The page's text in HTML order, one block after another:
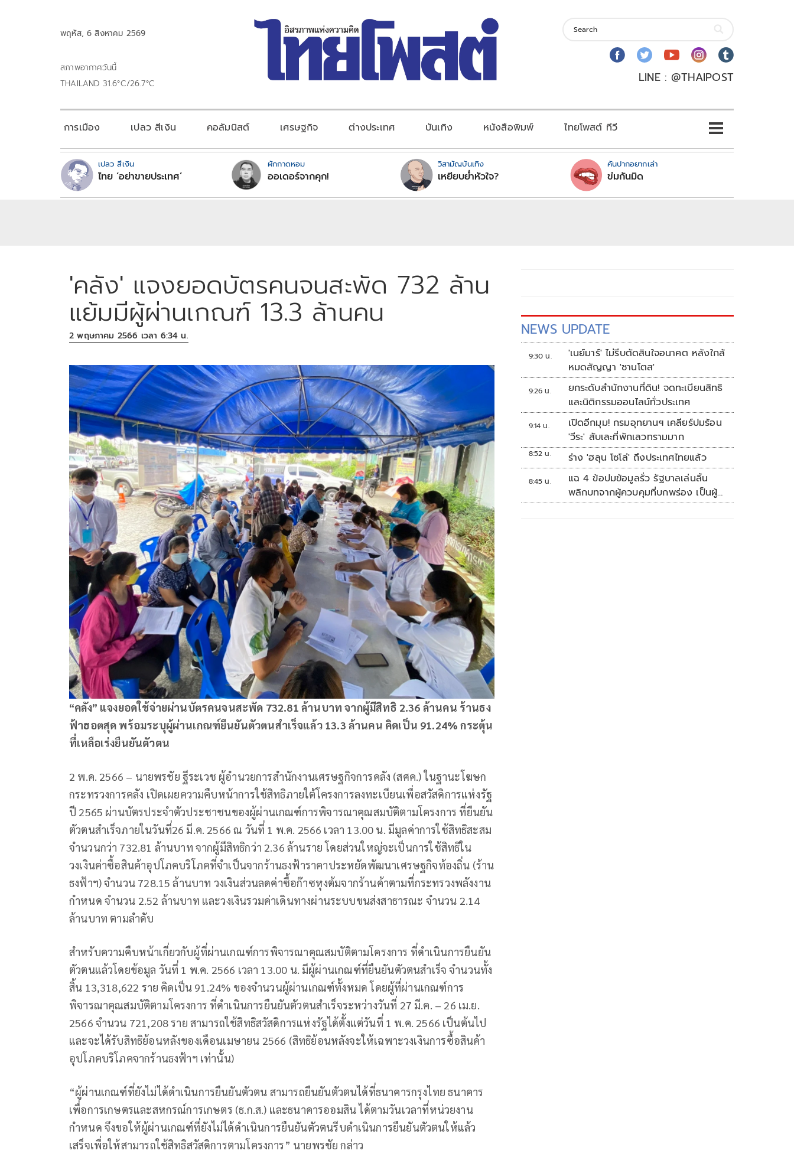
พฤหัส, 6 สิงหาคม 2569
สภาพอากาศวันนี้
THAILAND 31.6°C/26.7°C
LINE : @THAIPOST
การเมือง เปลว สีเงิน คอลัมนิสต์ เศรษฐกิจ ต่างประเทศ บันเทิง หนังสือพิมพ์ ไทยโพสต์ ทีวี
เปลว สีเงิน
ไทย ‘อย่าขายประเทศ’
ผักกาดหอม
ออเดอร์จากคุก!
วิสามัญบันเทิง
เหยียบย่ำหัวใจ?
คันปากอยากเล่า
ข่มกันมิด
'คลัง' แจงยอดบัตรคนจนสะพัด 732 ล้าน
แย้มมีผู้ผ่านเกณฑ์ 13.3 ล้านคน
2 พฤษภาคม 2566 เวลา 6:34 น.
“คลัง” แจงยอดใช้จ่ายผ่านบัตรคนจนสะพัด 732.81 ล้านบาท จากผู้มีสิทธิ 2.36 ล้านคน ร้านธง
ฟ้าฮอตสุด พร้อมระบุผู้ผ่านเกณฑ์ยืนยันตัวตนสำเร็จแล้ว 13.3 ล้านคน คิดเป็น 91.24% กระตุ้น
ที่เหลือเร่งยืนยันตัวตน
2 พ.ค. 2566 – นายพรชัย ฐีระเวช ผู้อำนวยการสำนักงานเศรษฐกิจการคลัง (สศค.) ในฐานะโฆษก
กระทรวงการคลัง เปิดเผยความคืบหน้าการใช้สิทธิภายใต้โครงการลงทะเบียนเพื่อสวัสดิการแห่งรัฐ
ปี 2565 ผ่านบัตรประจำตัวประชาชนของผู้ผ่านเกณฑ์การพิจารณาคุณสมบัติตามโครงการ ที่ยืนยัน
ตัวตนสำเร็จภายในวันที่26 มี.ค. 2566 ณ วันที่ 1 พ.ค. 2566 เวลา 13.00 น. มีมูลค่าการใช้สิทธิสะสม
จำนวนกว่า 732.81 ล้านบาท จากผู้มีสิทธิกว่า 2.36 ล้านราย โดยส่วนใหญ่จะเป็นการใช้สิทธิใน
วงเงินค่าซื้อสินค้าอุปโภคบริโภคที่จำเป็นจากร้านธงฟ้าราคาประหยัดพัฒนาเศรษฐกิจท้องถิ่น (ร้าน
ธงฟ้าฯ) จำนวน 728.15 ล้านบาท วงเงินส่วนลดค่าซื้อก๊าซหุงต้มจากร้านค้าตามที่กระทรวงพลังงาน
กำหนด จำนวน 2.52 ล้านบาท และวงเงินรวมค่าเดินทางผ่านระบบขนส่งสาธารณะ จำนวน 2.14
ล้านบาท ตามลำดับ
สำหรับความคืบหน้าเกี่ยวกับผู้ที่ผ่านเกณฑ์การพิจารณาคุณสมบัติตามโครงการ ที่ดำเนินการยืนยัน
ตัวตนแล้วโดยข้อมูล วันที่ 1 พ.ค. 2566 เวลา 13.00 น. มีผู้ผ่านเกณฑ์ที่ยืนยันตัวตนสำเร็จ จำนวนทั้ง
สิ้น 13,318,622 ราย คิดเป็น 91.24% ของจำนวนผู้ผ่านเกณฑ์ทั้งหมด โดยผู้ที่ผ่านเกณฑ์การ
พิจารณาคุณสมบัติตามโครงการ ที่ดำเนินการยืนยันตัวตนสำเร็จระหว่างวันที่ 27 มี.ค. – 26 เม.ย.
2566 จำนวน 721,208 ราย สามารถใช้สิทธิสวัสดิการแห่งรัฐได้ตั้งแต่วันที่ 1 พ.ค. 2566 เป็นต้นไป
และจะได้รับสิทธิย้อนหลังของเดือนเมษายน 2566 (สิทธิย้อนหลังจะให้เฉพาะวงเงินการซื้อสินค้า
อุปโภคบริโภคจากร้านธงฟ้าฯ เท่านั้น)
“ผู้ผ่านเกณฑ์ที่ยังไม่ได้ดำเนินการยืนยันตัวตน สามารถยืนยันตัวตนได้ที่ธนาคารกรุงไทย ธนาคาร
เพื่อการเกษตรและสหกรณ์การเกษตร (ธ.ก.ส.) และธนาคารออมสิน ได้ตามวันเวลาที่หน่วยงาน
กำหนด จึงขอให้ผู้ผ่านเกณฑ์ที่ยังไม่ได้ดำเนินการยืนยันตัวตนรีบดำเนินการยืนยันตัวตนให้แล้ว
เสร็จเพื่อให้สามารถใช้สิทธิสวัสดิการตามโครงการ” นายพรชัย กล่าว
NEWS UPDATE
9:30 น.
'เนย์มาร์' ไม่รีบตัดสินใจอนาคต หลังใกล้
หมดสัญญา 'ซานโตส'
9:26 น.
ยกระดับสำนักงานที่ดิน! จดทะเบียนสิทธิ
และนิติกรรมออนไลน์ทั่วประเทศ
9:14 น.
เปิดอีกมุม! กรมอุทยานฯ เคลียร์ปมร้อน
'วีระ' สับเละที่พักเลวทรามมาก
8:52 น. ร่าง 'ฮลุน โซโล่' ถึงประเทศไทยแล้ว
8:45 น.
แฉ 4 ข้อปมข้อมูลรั่ว รัฐบาลเล่นลิ้น
พลิกบทจากผู้ควบคุมที่บกพร่อง เป็นผู้
เสียหายขู่ฟ้องคนเอาความจริงมาพูด